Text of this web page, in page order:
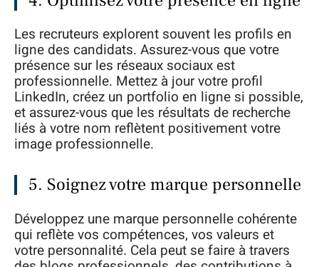
Les recruteurs explorent souvent les profils en
ligne des candidats. Assurez-vous que votre
présence sur les réseaux sociaux est
professionnelle. Mettez à jour votre profil
LinkedIn, créez un portfolio en ligne si possible,
et assurez-vous que les résultats de recherche
liés à votre nom reflètent positivement votre
image professionnelle.
5. Soignez votre marque personnelle
Développez une marque personnelle cohérente
qui reflète vos compétences, vos valeurs et
votre personnalité. Cela peut se faire à travers